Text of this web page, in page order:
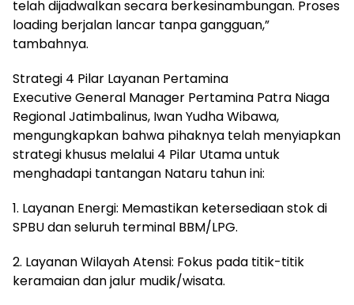
telah dijadwalkan secara berkesinambungan. Proses
loading berjalan lancar tanpa gangguan,”
tambahnya.
Strategi 4 Pilar Layanan Pertamina
Executive General Manager Pertamina Patra Niaga
Regional Jatimbalinus, Iwan Yudha Wibawa,
mengungkapkan bahwa pihaknya telah menyiapkan
strategi khusus melalui 4 Pilar Utama untuk
menghadapi tantangan Nataru tahun ini:
1. Layanan Energi: Memastikan ketersediaan stok di
SPBU dan seluruh terminal BBM/LPG.
2. Layanan Wilayah Atensi: Fokus pada titik-titik
keramaian dan jalur mudik/wisata.